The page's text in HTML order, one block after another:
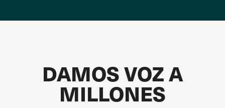
DAMOS VOZ A
MILLONES